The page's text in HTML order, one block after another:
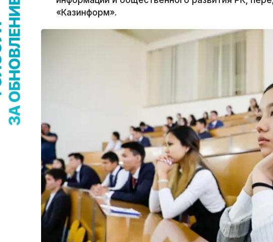
«Казинформ».